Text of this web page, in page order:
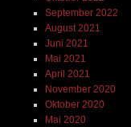
September 2022
August 2021
Juni 2021
Mai 2021
April 2021
November 2020
Oktober 2020
Mai 2020